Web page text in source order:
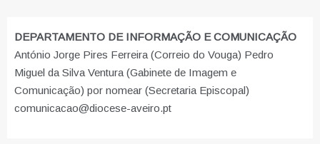
DEPARTAMENTO DE INFORMAÇÃO E COMUNICAÇÃO
António Jorge Pires Ferreira (Correio do Vouga) Pedro
Miguel da Silva Ventura (Gabinete de Imagem e
Comunicação) por nomear (Secretaria Episcopal)
comunicacao@diocese-aveiro.pt